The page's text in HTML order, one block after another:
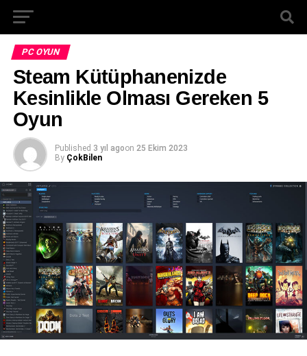
PC OYUN
Steam Kütüphanenizde
Kesinlikle Olması Gereken 5
Oyun
Published 3 yıl agoon 25 Ekim 2023
By ÇokBilen